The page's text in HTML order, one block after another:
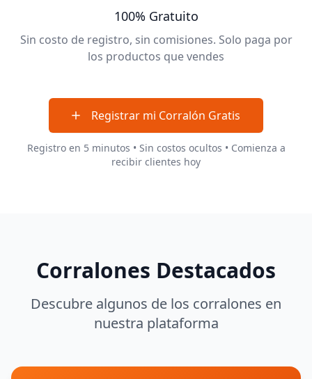
100% Gratuito
Sin costo de registro, sin comisiones. Solo paga por
los productos que vendes
Registrar mi Corralón Gratis
Registro en 5 minutos • Sin costos ocultos • Comienza a
recibir clientes hoy
Corralones Destacados
Descubre algunos de los corralones en
nuestra plataforma